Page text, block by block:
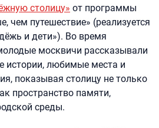
столицу» от программы
чем путешествие» (реализуется
и дети»). Во время
москвичи рассказывали
истории, любимые места и
показывая столицу не только
пространство памяти,
среды.